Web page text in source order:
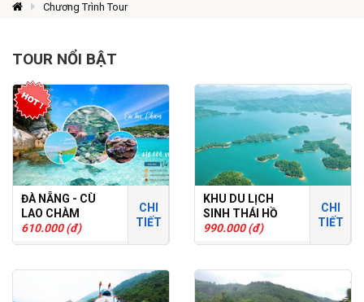
Chương Trình Tour
TOUR NỔI BẬT
ĐÀ NẴNG - CÙ
LAO CHÀM
610.000 (đ)
CHI
TIẾT
KHU DU LỊCH
SINH THÁI HỒ
PHÚ NINH
990.000 (đ)
CHI
TIẾT